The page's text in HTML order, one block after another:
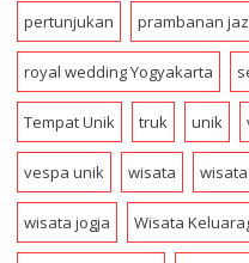
pertunjukan prambanan
royal wedding Yogyakarta
Tempat Unik truk unik
vespa unik wisata
wisata jogja Wisata